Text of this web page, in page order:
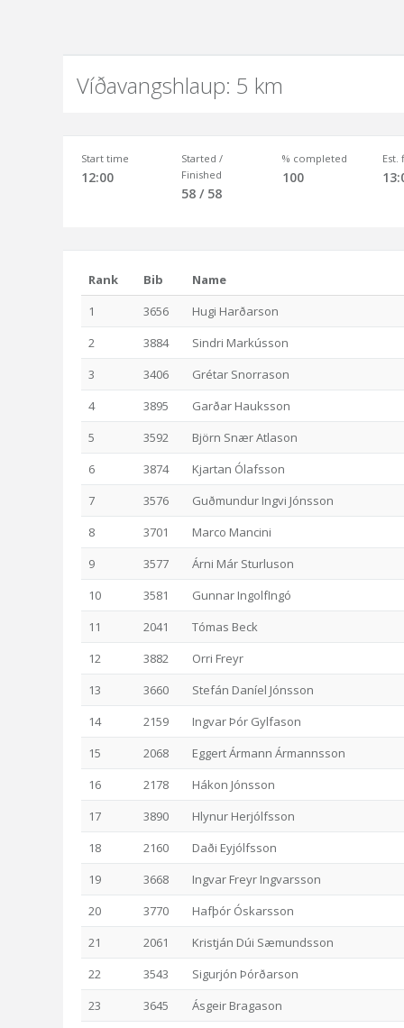
Víðavangshlaup: 5 km
Start time
12:00
Started /
Finished
58 / 58
% completed
100
Est.
Rank Bib
Name
1
3656
Hugi Harðarson
2
3884
Sindri Markússon
3
3406
Grétar Snorrason
4
3895
Garðar Hauksson
5
3592
Björn Snær Atlason
6
3874
Kjartan Ólafsson
7
3576
Guðmundur Ingvi Jónsson
8
3701
Marco Mancini
9
3577
Árni Már Sturluson
10
3581
Gunnar IngolfIngó
11
2041
Tómas Beck
12
3882
Orri Freyr
13
3660
Stefán Daníel Jónsson
14
2159
Ingvar Þór Gylfason
15
2068
Eggert Ármann Ármannsson
16
2178
Hákon Jónsson
17
3890
Hlynur Herjólfsson
18
2160
Daði Eyjólfsson
19
3668
Ingvar Freyr Ingvarsson
20
3770
Hafþór Óskarsson
21
2061
Kristján Dúi Sæmundsson
22
3543
Sigurjón Þórðarson
23
3645
Ásgeir Bragason